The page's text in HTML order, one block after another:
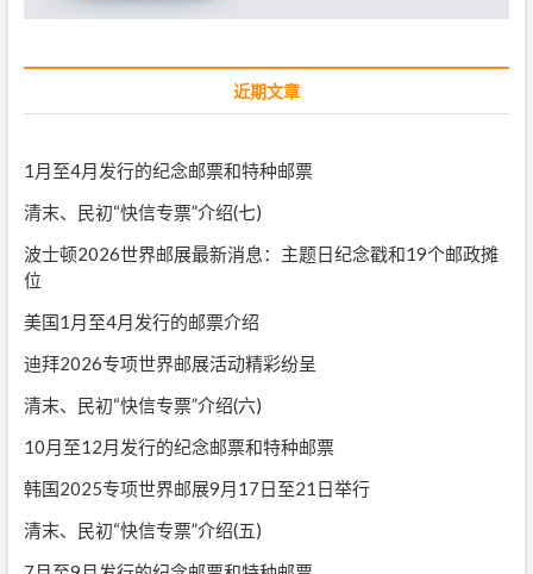
近期文章
1月至4月发行的纪念邮票和特种邮票
清末、民初“快信专票”介绍(七)
波士顿2026世界邮展最新消息：主题日纪念戳和19个邮政摊
位
美国1月至4月发行的邮票介绍
迪拜2026专项世界邮展活动精彩纷呈
清末、民初“快信专票”介绍(六)
10月至12月发行的纪念邮票和特种邮票
韩国2025专项世界邮展9月17日至21日举行
清末、民初“快信专票”介绍(五)